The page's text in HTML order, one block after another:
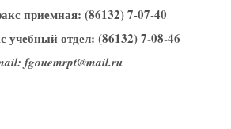
приемная: (86132) 7-07-40
учебный отдел: (86132) 7-08-46
fgouemrpt@mail.ru